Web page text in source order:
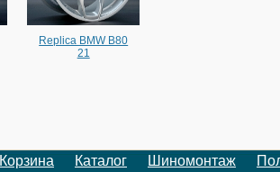
Replica BMW B80
21
Корзина Каталог Шиномонтаж